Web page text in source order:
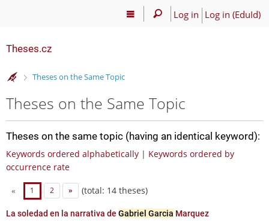
Log in Log in (EduId)
Theses.cz
>
Theses on the Same Topic
Theses on the Same Topic
Theses on the same topic (having an identical keyword):
Keywords ordered alphabetically | Keywords ordered by
occurrence rate
« 1 2 » (total: 14 theses)
La soledad en la narrativa de Gabriel Garcia Marquez